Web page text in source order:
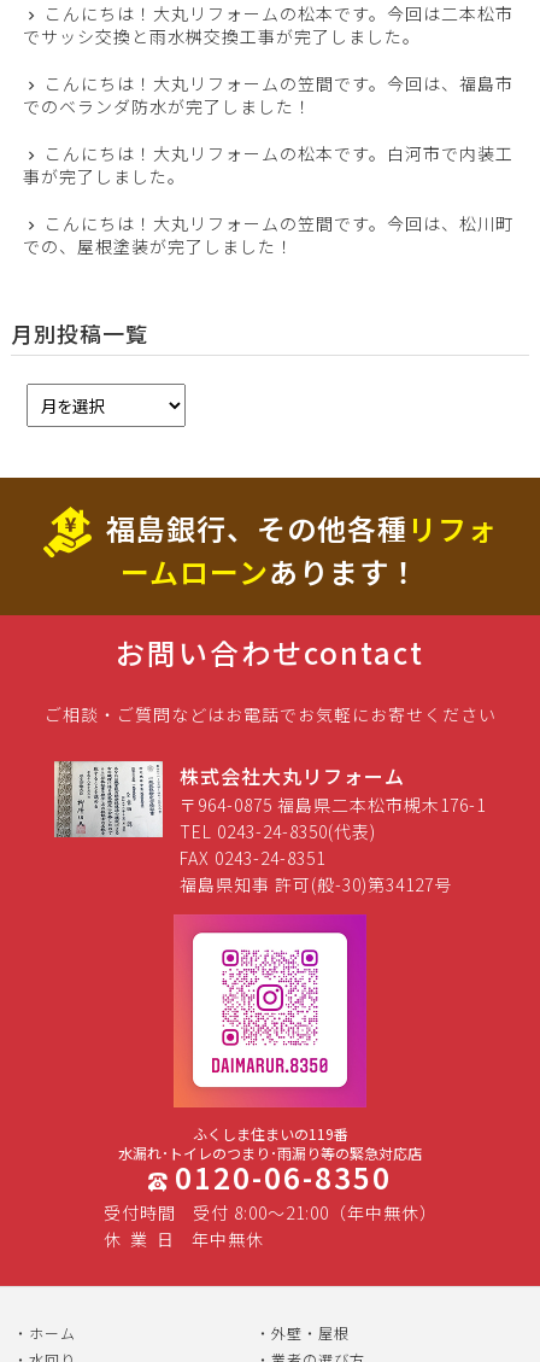
こんにちは！大丸リフォームの松本です。今回は二本松市
でサッシ交換と雨水桝交換工事が完了しました。
こんにちは！大丸リフォームの笠間です。今回は、福島市
でのベランダ防水が完了しました！
こんにちは！大丸リフォームの松本です。白河市で内装工
事が完了しました。
こんにちは！大丸リフォームの笠間です。今回は、松川町
での、屋根塗装が完了しました！
月別投稿一覧
福島銀行、その他各種 リフォ
ームローンあります！
お問い合わせcontact
ご相談・ご質問などはお電話でお気軽にお寄せください
株式会社大丸リフォーム
〒964-0875 福島県二本松市槻木176-1
TEL 0243-24-8350(代表)
FAX 0243-24-8351
福島県知事 許可(般-30)第34127号
ふくしま住まいの119番
水漏れ･トイレのつまり･雨漏り等の緊急対応店
0120-06-8350
受付時間
受付 8:00～21:00（年中無休）
休 業 日 年中無休
ホーム
外壁・屋根